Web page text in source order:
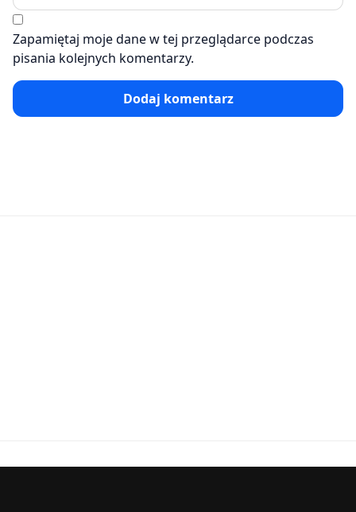
Zapamiętaj moje dane w tej przeglądarce podczas
pisania kolejnych komentarzy.
Dodaj komentarz